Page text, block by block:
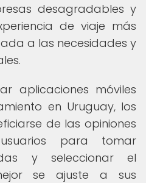
desagradables y
de viaje más
a las necesidades y
aplicaciones móviles
en Uruguay, los
de las opiniones
para tomar
y seleccionar el
se ajuste a sus